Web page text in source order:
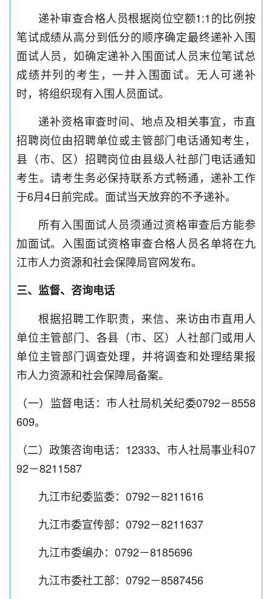
递补审查合格人员根据岗位空额1:1的比例按
笔试成绩从高分到低分的顺序确定最终递补入围
面试人员，如确定递补入围面试人员末位笔试总
成绩并列的考生，一并入围面试。无人可递补
时，将组织现有入围人员面试。
递补资格审查时间、地点及相关事宜，市直
招聘岗位由招聘单位或主管部门电话通知考生，
县（市、区）招聘岗位由县级人社部门电话通知
考生。请考生务必保持联系方式畅通，递补工作
于6月4日前完成。面试当天放弃的不予递补。
所有入围面试人员须通过资格审查后方能参
加面试。入围面试资格审查合格人员名单将在九
江市人力资源和社会保障局官网发布。
三、监督、咨询电话
根据招聘工作职责，来信、来访由市直用人
单位主管部门、各县（市、区）人社部门或用人
单位主管部门调查处理，并将调查和处理结果报
市人力资源和社会保障局备案。
（一）监督电话：市人社局机关纪委0792－8558
609。
（二）政策咨询电话：12333、市人社局事业科07
92－8211587
九江市纪委监委：0792－8211616
九江市委宣传部：0792－8211637
九江市委编办：0792－8185696
九江市委社工部：0792－8587456